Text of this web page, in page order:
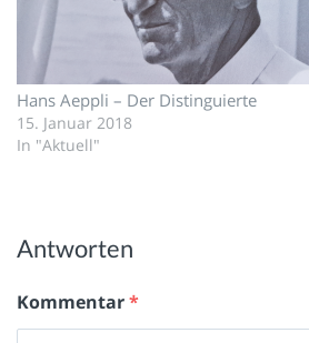
Hans Aeppli – Der Distinguierte
15. Januar 2018
In "Aktuell"
Antworten
Kommentar*